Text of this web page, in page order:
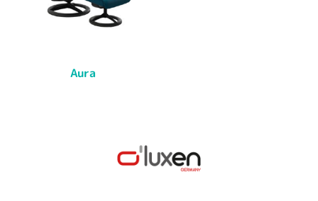
Aura